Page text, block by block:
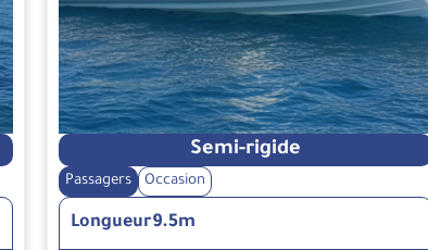
Semi-rigide
Passagers Occasion
Longueur9.5m